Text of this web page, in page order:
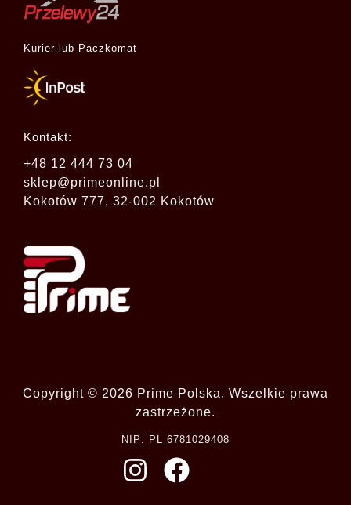
Kurier lub Paczkomat
Kontakt:
+48 12 444 73 04
sklep@primeonline.pl
Kokotów 777, 32-002 Kokotów
Copyright © 2026 Prime Polska. Wszelkie prawa
zastrzeżone.
NIP: PL 6781029408